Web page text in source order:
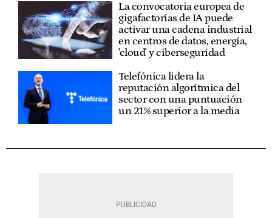
La convocatoria europea de
gigafactorías de IA puede
activar una cadena industrial
en centros de datos, energía,
'cloud' y ciberseguridad
Telefónica lidera la
reputación algorítmica del
sector con una puntuación
un 21% superior a la media